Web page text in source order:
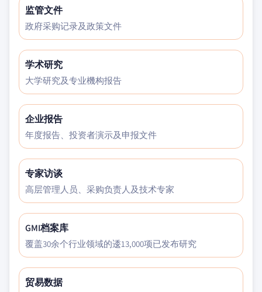
监管文件
政府采购记录及政策文件
学术研究
大学研究及专业機构报告
企业报告
年度报告、投资者演示及申报文件
专家访谈
高层管理人员、采购负责人及技术专家
GMI档案库
覆盖30余个行业领域的逶13,000项已发布研究
贸易数据